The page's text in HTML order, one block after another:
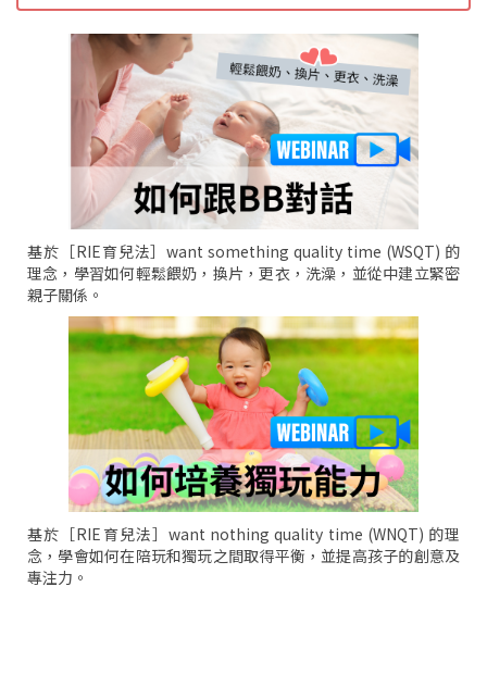
基於［RIE育兒法］want something quality time (WSQT) 的
理念，學習如何輕鬆餵奶，換片，更衣，洗澡，並從中建立緊密
親子關係。
基於［RIE育兒法］want nothing quality time (WNQT) 的理
念，學會如何在陪玩和獨玩之間取得平衡，並提高孩子的創意及
專注力。